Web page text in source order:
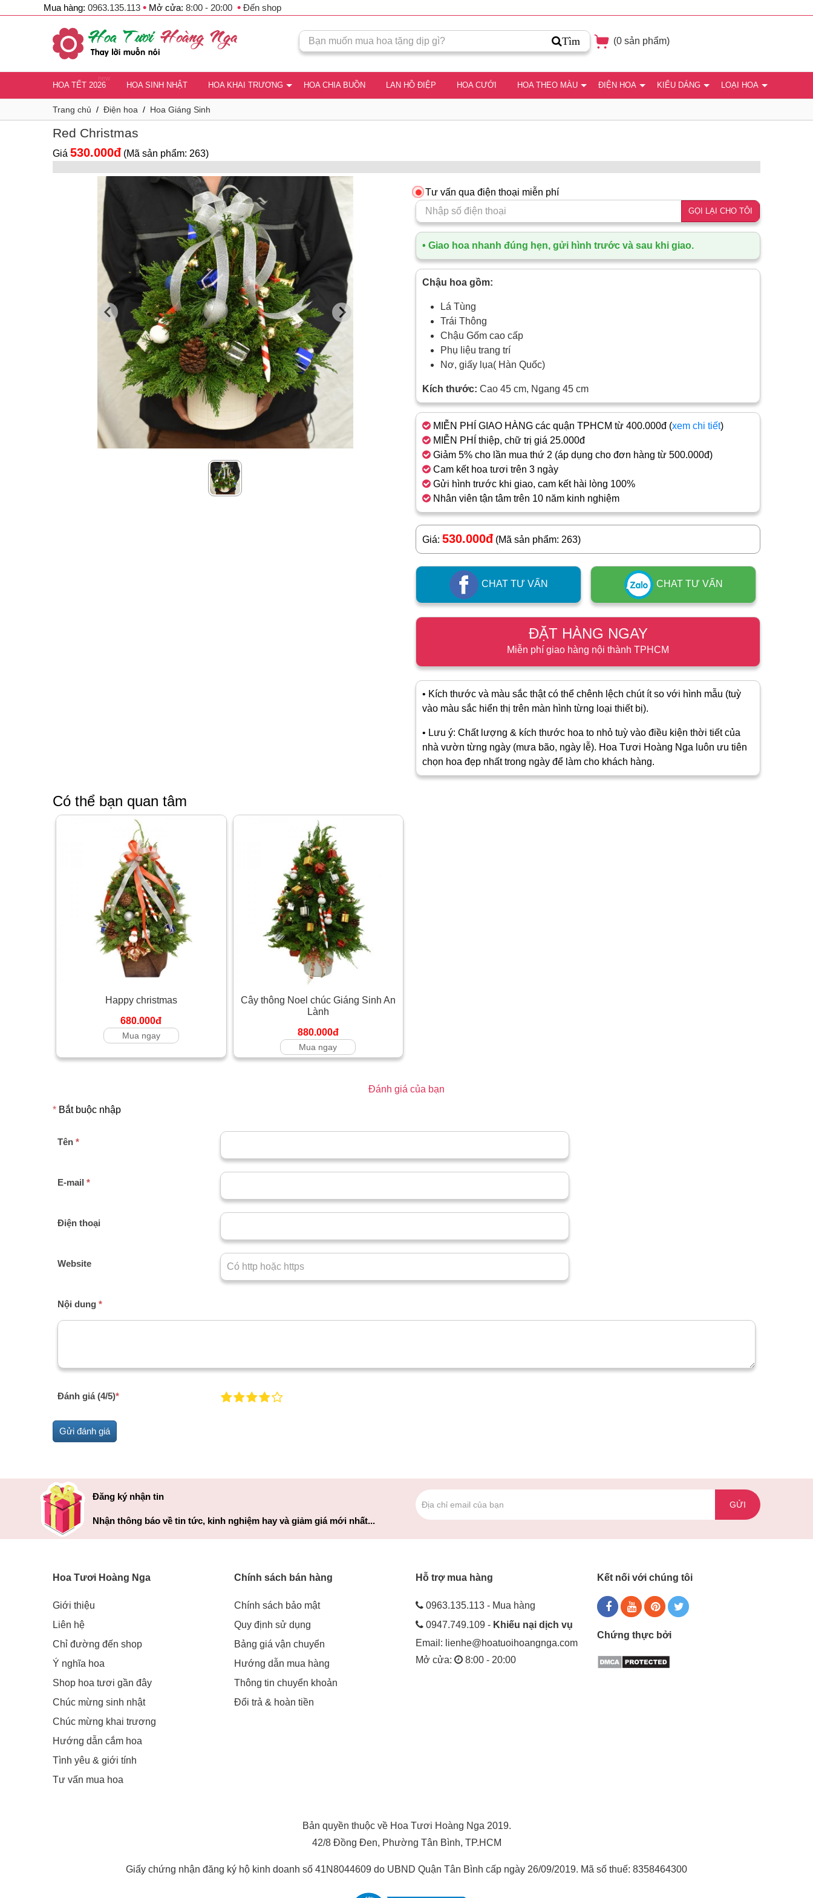
Mua hàng: 0963.135.113 • Mở cửa: 8:00 - 20:00 • Đến shop
Tìm (0 sản phẩm)
new
HOA TẾT 2026 HOA SINH NHẬT HOA KHAI TRƯƠNG HOA CHIA BUỒN LAN HỒ ĐIỆP HOA CƯỚI HOA THEO MÀU ĐIỆN HOA KIỂU DÁNG LOẠI HOA
Trang chủ / Điện hoa / Hoa Giáng Sinh
Red Christmas
Giá 530.000đ (Mã sản phẩm: 263)
Tư vấn qua điện thoại miễn phí
GỌI LẠI CHO TÔI
• Giao hoa nhanh đúng hẹn, gửi hình trước và sau khi giao.
Chậu hoa gồm:
Lá Tùng
Trái Thông
Chậu Gốm cao cấp
Phụ liệu trang trí
Nơ, giấy lụa( Hàn Quốc)
Kích thước: Cao 45 cm, Ngang 45 cm
MIỄN PHÍ GIAO HÀNG các quận TPHCM từ 400.000đ (xem chi tiết)
MIỄN PHÍ thiệp, chữ trị giá 25.000đ
Giảm 5% cho lần mua thứ 2 (áp dụng cho đơn hàng từ 500.000đ)
Cam kết hoa tươi trên 3 ngày
Gửi hình trước khi giao, cam kết hài lòng 100%
Nhân viên tận tâm trên 10 năm kinh nghiệm
Giá: 530.000đ (Mã sản phẩm: 263)
CHAT TƯ VẤN CHAT TƯ VẤN
ĐẶT HÀNG NGAY
Miễn phí giao hàng nội thành TPHCM
• Kích thước và màu sắc thật có thể chênh lệch chút ít so với hình mẫu (tuỳ
vào màu sắc hiển thị trên màn hình từng loại thiết bị).
• Lưu ý: Chất lượng & kích thước hoa to nhỏ tuỳ vào điều kiện thời tiết của
nhà vườn từng ngày (mưa bão, ngày lễ). Hoa Tươi Hoàng Nga luôn ưu tiên
chọn hoa đẹp nhất trong ngày để làm cho khách hàng.
Có thể bạn quan tâm
Happy christmas
680.000đ
Mua ngay
Cây thông Noel chúc Giáng Sinh An
Lành
880.000đ
Mua ngay
Đánh giá của bạn
* Bắt buộc nhập
Tên *
E-mail *
Điện thoại
Website
Nội dung *
Đánh giá (4/5)*
Đăng ký nhận tin
Nhận thông báo về tin tức, kinh nghiệm hay và giảm giá mới nhất...
GỬI
Hoa Tươi Hoàng Nga
Giới thiệu
Liên hệ
Chỉ đường đến shop
Ý nghĩa hoa
Shop hoa tươi gần đây
Chúc mừng sinh nhật
Chúc mừng khai trương
Hướng dẫn cắm hoa
Tình yêu & giới tính
Tư vấn mua hoa
Chính sách bán hàng
Chính sách bảo mật
Quy định sử dụng
Bảng giá vận chuyển
Hướng dẫn mua hàng
Thông tin chuyển khoản
Đổi trả & hoàn tiền
Hỗ trợ mua hàng
0963.135.113 - Mua hàng
0947.749.109 - Khiếu nại dịch vụ
Email: lienhe@hoatuoihoangnga.com
Mở cửa:
8:00 - 20:00
Kết nối với chúng tôi
Chứng thực bởi
Bản quyền thuộc về Hoa Tươi Hoàng Nga 2019.
42/8 Đồng Đen, Phường Tân Bình, TP.HCM
Giấy chứng nhận đăng ký hộ kinh doanh số 41N8044609 do UBND Quận Tân Bình cấp ngày 26/09/2019. Mã số thuế: 8358464300